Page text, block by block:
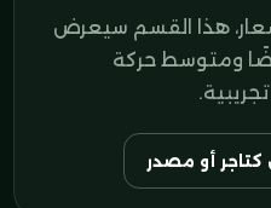
هذا القسم سيعرض
ومتوسط حركة
أو مصدر